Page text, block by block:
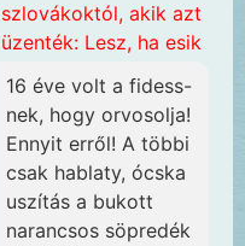
szlovákoktól, akik azt
üzenték: Lesz, ha esik
16 éve volt a fidess-
nek, hogy orvosolja!
Ennyit erről! A többi
csak hablaty, ócska
uszítás a bukott
narancsos söpredék